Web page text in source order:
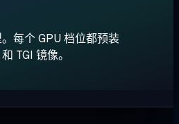
每个 GPU 档位都预装
TGI 镜像。